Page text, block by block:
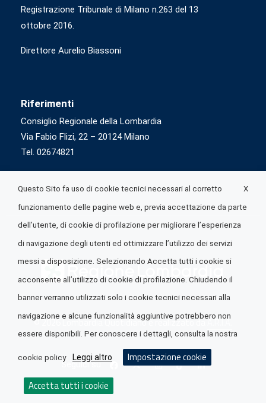
Registrazione Tribunale di Milano n.263 del 13
ottobre 2016.
Direttore Aurelio Biassoni
Riferimenti
Consiglio Regionale della Lombardia
Via Fabio Flizi, 22 – 20124 Milano
Tel. 02674821
© 2026 Lombardia Quotidiano è realizzato daA.R.I.A.
Seguici su
X
Questo Sito fa uso di cookie tecnici necessari al corretto
funzionamento delle pagine web e, previa accettazione da parte
dell’utente, di cookie di profilazione per migliorare l’esperienza
di navigazione degli utenti ed ottimizzare l’utilizzo dei servizi
messi a disposizione. Selezionando Accetta tutti i cookie si
acconsente all’utilizzo di cookie di profilazione. Chiudendo il
banner verranno utilizzati solo i cookie tecnici necessari alla
navigazione e alcune funzionalità aggiuntive potrebbero non
essere disponibili. Per conoscere i dettagli, consulta la nostra
cookie policy Leggi altro Impostazione cookie
Accetta tutti i cookie